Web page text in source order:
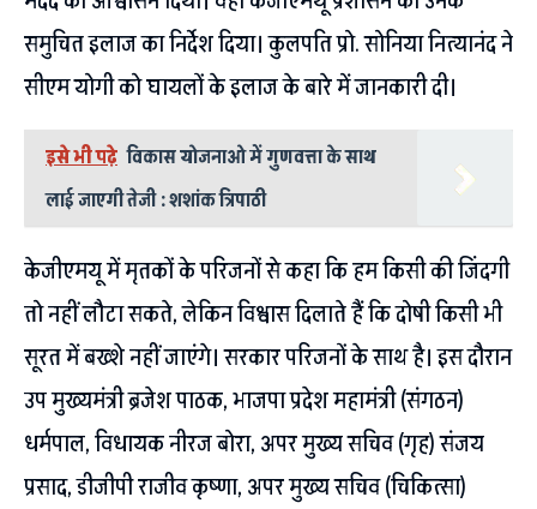
समुचित इलाज का निर्देश दिया। कुलपति प्रो. सोनिया नित्यानंद ने
सीएम योगी को घायलों के इलाज के बारे में जानकारी दी।
इसे भी पढ़े विकास योजनाओ में गुणवत्ता के साथ
लाई जाएगी तेजी : शशांक त्रिपाठी
केजीएमयू में मृतकों के परिजनों से कहा कि हम किसी की जिंदगी
तो नहीं लौटा सकते, लेकिन विश्वास दिलाते हैं कि दोषी किसी भी
सूरत में बख्शे नहीं जाएंगे। सरकार परिजनों के साथ है। इस दौरान
उप मुख्यमंत्री ब्रजेश पाठक, भाजपा प्रदेश महामंत्री (संगठन)
धर्मपाल, विधायक नीरज बोरा, अपर मुख्य सचिव (गृह) संजय
प्रसाद, डीजीपी राजीव कृष्णा, अपर मुख्य सचिव (चिकित्सा)